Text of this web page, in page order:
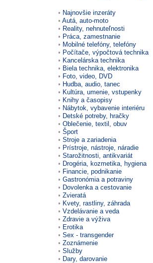
Najnovšie inzeráty
Autá, auto-moto
Reality, nehnuteľnosti
Práca, zamestnanie
Mobilné telefóny, telefóny
Počítače, výpočtová technika
Kancelárska technika
Biela technika, elektronika
Foto, video, DVD
Hudba, audio, tanec
Kultúra, umenie, vstupenky
Knihy a časopisy
Nábytok, vybavenie interiéru
Detské potreby, hračky
Oblečenie, textil, obuv
Šport
Stroje a zariadenia
Prístroje, nástroje, náradie
Starožitnosti, antikvariát
Drogéria, kozmetika, hygiena
Financie, podnikanie
Gastronómia a potraviny
Dovolenka a cestovanie
Zvieratá
Kvety, rastliny, záhrada
Vzdelávanie a veda
Zdravie a výživa
Erotika
Sex - transgender
Zoznámenie
Služby
Dary, darovanie